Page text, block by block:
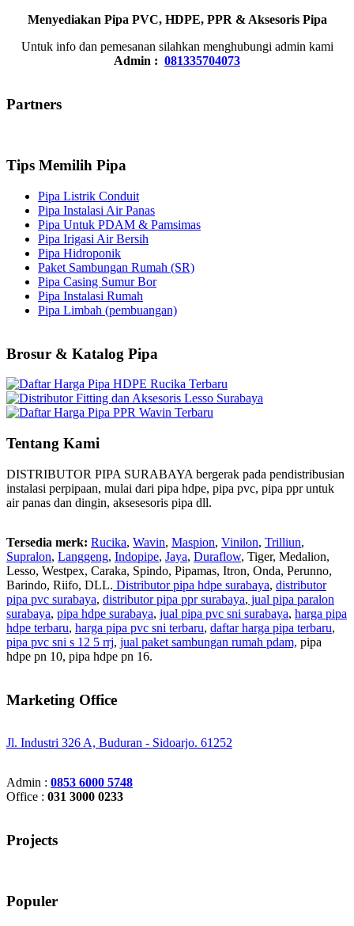
Menyediakan Pipa PVC, HDPE, PPR & Aksesoris Pipa
Untuk info dan pemesanan silahkan menghubungi admin kami
Admin : 081335704073
Partners
Tips Memilih Pipa
Pipa Listrik Conduit
Pipa Instalasi Air Panas
Pipa Untuk PDAM & Pamsimas
Pipa Irigasi Air Bersih
Pipa Hidroponik
Paket Sambungan Rumah (SR)
Pipa Casing Sumur Bor
Pipa Instalasi Rumah
Pipa Limbah (pembuangan)
Brosur & Katalog Pipa
Tentang Kami
DISTRIBUTOR PIPA SURABAYA bergerak pada pendistribusian
instalasi perpipaan, mulai dari pipa hdpe, pipa pvc, pipa ppr untuk
air panas dan dingin, aksesesoris pipa dll.
Tersedia merk: Rucika, Wavin, Maspion, Vinilon, Trilliun,
Supralon, Langgeng, Indopipe, Jaya, Duraflow, Tiger, Medalion,
Lesso, Westpex, Caraka, Spindo, Pipamas, Itron, Onda, Perunno,
Barindo, Riifo, DLL. Distributor pipa hdpe surabaya, distributor
pipa pvc surabaya, distributor pipa ppr surabaya, jual pipa paralon
surabaya, pipa hdpe surabaya, jual pipa pvc sni surabaya, harga pipa
hdpe terbaru, harga pipa pvc sni terbaru, daftar harga pipa terbaru,
pipa pvc sni s 12 5 rrj, jual paket sambungan rumah pdam, pipa
hdpe pn 10, pipa hdpe pn 16.
Marketing Office
Jl. Industri 326 A, Buduran - Sidoarjo. 61252
Admin : 0853 6000 5748
Office : 031 3000 0233
Projects
Populer